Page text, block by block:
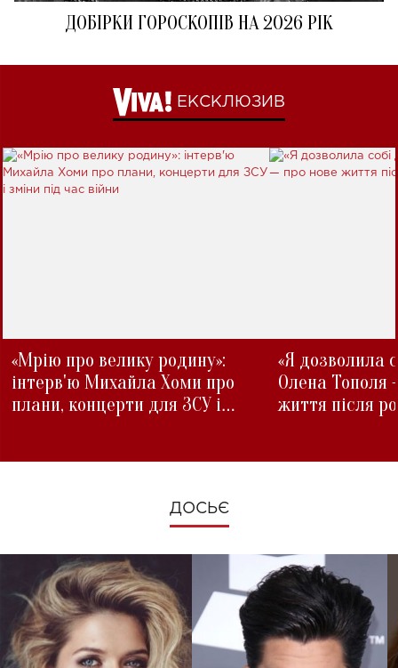
ДОБІРКИ ГОРОСКОПІВ НА 2026 РІК
ЕКСКЛЮЗИВ
«Мрію про велику родину»:
інтерв'ю Михайла Хоми про
плани, концерти для ЗСУ і
«Я дозволила
Олена Тополя
життя після
ДОСЬЄ